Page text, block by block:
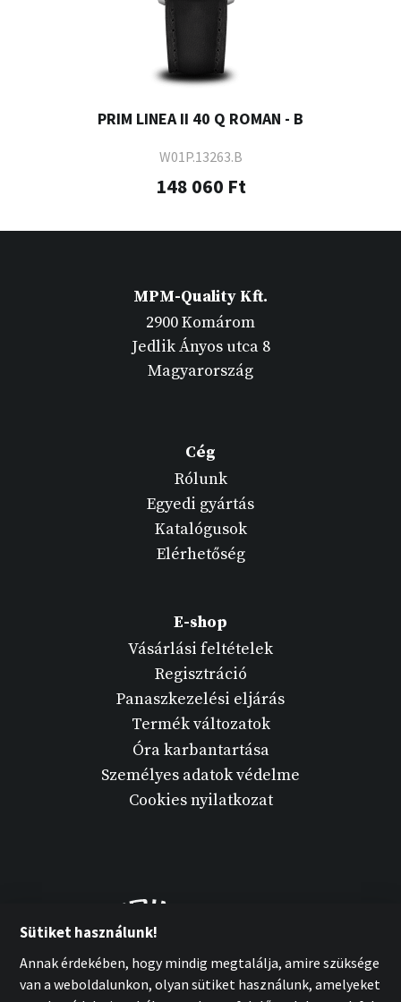
PRIM LINEA II 40 Q ROMAN - B
W01P.13263.B
148 060 Ft
MPM-Quality Kft.
2900 Komárom
Jedlik Ányos utca 8
Magyarország
Cég
Rólunk
Egyedi gyártás
Katalógusok
Elérhetőség
E-shop
Vásárlási feltételek
Regisztráció
Panaszkezelési eljárás
Termék változatok
Óra karbantartása
Személyes adatok védelme
Cookies nyilatkozat
Sütiket használunk!
Annak érdekében, hogy mindig megtalálja, amire szüksége
van a weboldalunkon, olyan sütiket használunk, amelyeket